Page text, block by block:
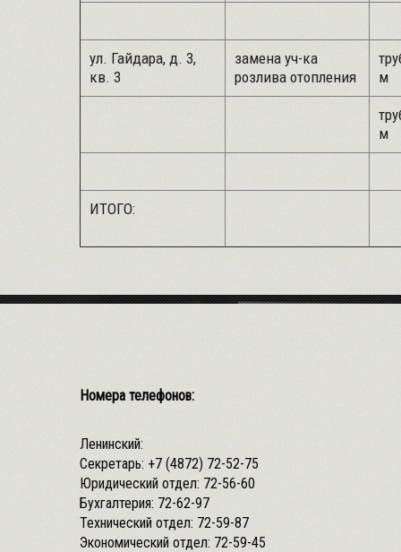
ул. Гайдара, д. 3,
кв. 3
замена уч-ка
розлива отопления
м
м
ИТОГО:
Номера телефонов:
Ленинский:
Секретарь: +7 (4872) 72-52-75
Юридический отдел: 72-56-60
Бухгалтерия: 72-62-97
Технический отдел: 72-59-87
Экономический отдел: 72-59-45